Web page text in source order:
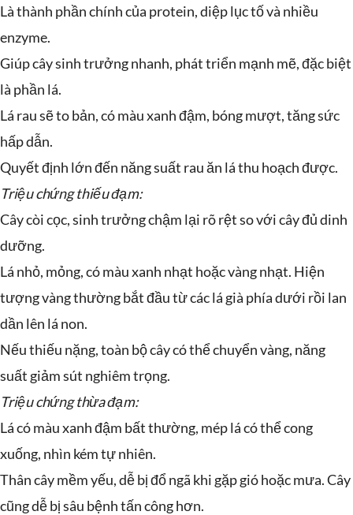
Là thành phần chính của protein, diệp lục tố và nhiều
enzyme.
Giúp cây sinh trưởng nhanh, phát triển mạnh mẽ, đặc biệt
là phần lá.
Lá rau sẽ to bản, có màu xanh đậm, bóng mượt, tăng sức
hấp dẫn.
Quyết định lớn đến năng suất rau ăn lá thu hoạch được.
Triệu chứng thiếu đạm:
Cây còi cọc, sinh trưởng chậm lại rõ rệt so với cây đủ dinh
dưỡng.
Lá nhỏ, mỏng, có màu xanh nhạt hoặc vàng nhạt. Hiện
tượng vàng thường bắt đầu từ các lá già phía dưới rồi lan
dần lên lá non.
Nếu thiếu nặng, toàn bộ cây có thể chuyển vàng, năng
suất giảm sút nghiêm trọng.
Triệu chứng thừa đạm:
Lá có màu xanh đậm bất thường, mép lá có thể cong
xuống, nhìn kém tự nhiên.
Thân cây mềm yếu, dễ bị đổ ngã khi gặp gió hoặc mưa. Cây
cũng dễ bị sâu bệnh tấn công hơn.